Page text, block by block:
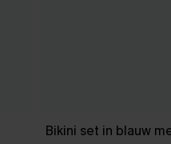
Bikini set in blauw